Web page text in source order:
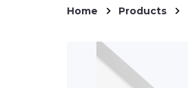
Home Products